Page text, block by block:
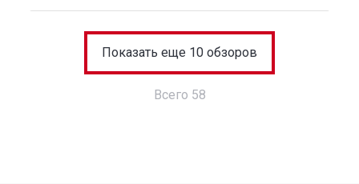
Показать еще 10 обзоров
Всего 58